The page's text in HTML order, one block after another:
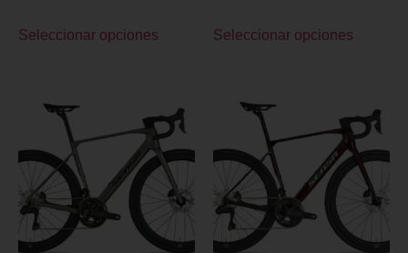
Seleccionar opciones Seleccionar opciones